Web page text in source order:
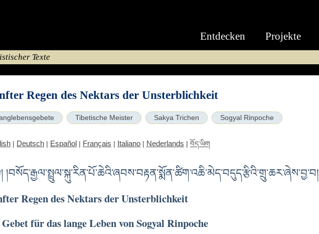
Entdecken Projekte
Texte
Regen des Nektars der Unsterblichkeit
Tibetische Meister Sakya Trichen Sogyal Rinpoche
| Deutsch | Español | Français | Italiano | Nederlands | བོད་ཡིག
།བསོད་རྒྱལ་སྤྲུལ་སྐུ་རིན་པོ་ཆེའི་ཞབས་བརྟན་སྨོན་ཚིག་འཆི་མེད་བདུད་རྩིའི་གྲུ་ཆར་ཞེས་བྱ་བ།
Regen des Nektars der Unsterblichkeit
für das lange Leben von Sogyal Rinpoche